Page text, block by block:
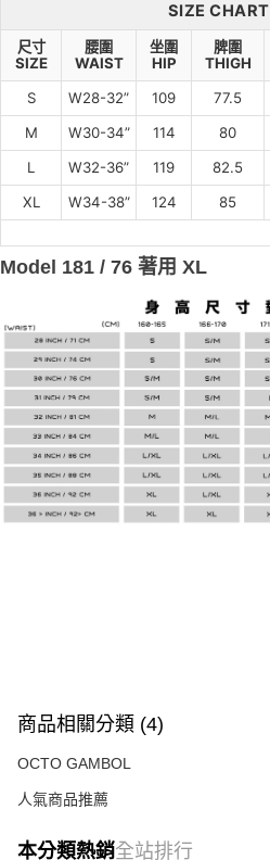
SIZE CHART
尺寸
SIZE
腰圍
WAIST
坐圍
HIP
脾圍
THIGH
S
W28-32” 109 77.5
M
W30-34” 114 80
L
W32-36” 119 82.5
XL
W34-38” 124 85
Model 181 / 76 著用 XL
商品相關分類 (4)
OCTO GAMBOL
人氣商品推薦
本分類熱銷全站排行